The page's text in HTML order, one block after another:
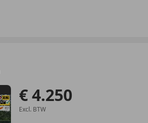
€ 4.250
Excl. BTW